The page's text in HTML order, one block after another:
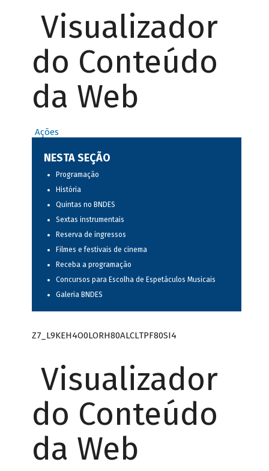
Visualizador
do Conteúdo
da Web
Ações
NESTA SEÇÃO
Programação
História
Quintas no BNDES
Sextas instrumentais
Reserva de ingressos
Filmes e festivais de cinema
Receba a programação
Concursos para Escolha de Espetáculos Musicais
Galeria BNDES
Z7_L9KEH4O0LORH80ALCLTPF80SI4
Visualizador
do Conteúdo
da Web